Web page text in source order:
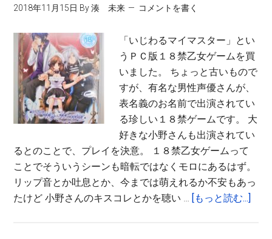
2018年11月15日 By湊 未来 コメントを書く
「いじわるマイマスター」とい
うＰＣ版１８禁乙女ゲームを買
いました。 ちょっと古いもので
すが、有名な男性声優さんが、
表名義のお名前で出演されてい
る珍しい１８禁ゲームです。 大
好きな小野さんも出演されてい
るとのことで、プレイを決意。 １８禁乙女ゲームって
ことでそういうシーンも暗転ではなくモロにあるはず。
リップ音とか吐息とか、今までは萌えれるか不安もあっ
たけど 小野さんのキスコレとかを聴い … [もっと読む...]